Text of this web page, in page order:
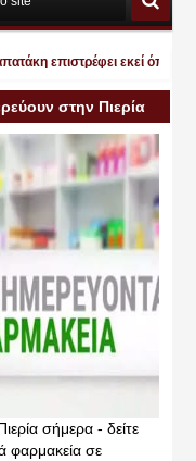
επιστρέφει εκεί όπου
στην Πιερία
σήμερα - δείτε
φαρμακεία σε